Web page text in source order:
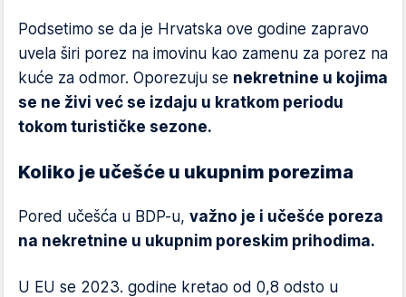
Podsetimo se da je Hrvatska ove godine zapravo
uvela širi porez na imovinu kao zamenu za porez na
kuće za odmor. Oporezuju se nekretnine u kojima
se ne živi već se izdaju u kratkom periodu
tokom turističke sezone.
Koliko je učešće u ukupnim porezima
Pored učešća u BDP-u, važno je i učešće poreza
na nekretnine u ukupnim poreskim prihodima.
U EU se 2023. godine kretao od 0,8 odsto u